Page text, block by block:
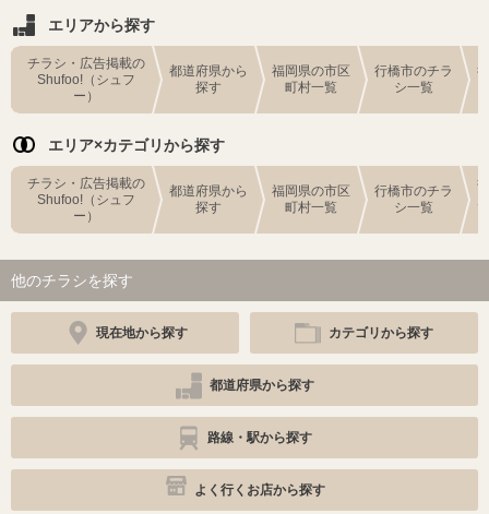
エリアから探す
チラシ・広告掲載の
Shufoo!（シュフ
ー）
都道府県から
探す
福岡県の市区
町村一覧
行橋市のチラ
シ一覧
エリア×カテゴリから探す
チラシ・広告掲載の
Shufoo!（シュフ
ー）
都道府県から
探す
福岡県の市区
町村一覧
行橋市のチラ
シ一覧
他のチラシを探す
現在地から探す カテゴリから探す
都道府県から探す
路線・駅から探す
よく行くお店から探す